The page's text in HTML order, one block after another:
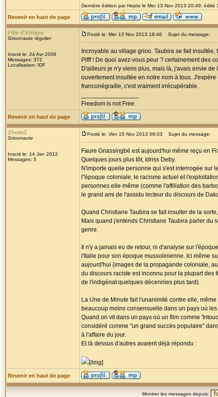
Dernière édition par Hopto le Mer 13 Nov 2013 20:49; édité
Revenir en haut de page
Fille d'Afrique
Grioonaute régulier
Inscrit le: 24 Avr 2006
Messages: 372
Localisation: IDF
Posté le: Mer 13 Nov 2013 19:46 Sujet du message:
Incroyable au village grioo. Taubira se fait
Pifff ! De quoi avez-vous peur ? certainement des
D'ailleurs je n'y viens plus, mais là, j'avais envie
ouvertement insultée en notre nom à tous.
franconégraille, c'est vraiment irrécupérable.
Freedom is not Free.
Revenir en haut de page
Zheim2
Grioonaute
Inscrit le: 14 Jan 2012
Messages: 5
Posté le: Ven 15 Nov 2013 09:03 Sujet du message:
Faure Gnassingbé est aujourd'hui même reçu en
Quelques jours plus tôt, Idriss Deby.
N'importe quelle personne qui s'est interrogée sur
l"époque coloniale, le racisme actuel et
personnes elle-même (comme l'affiliation des
le grand ami de l'assidu lecteur du discours de
Quand Christiane Taubira se fait insulter de la
Mais quand j'entends Christiane Taubira parler du
genre.
Il n'y a jamais eu de retour, ni d'analyse sur
l'Italie pour son époque mussolinienne. Ici même
aujourd'hui (images de la propagande coloniale,
du discours raciste est inconnu pour la plupart
de l'indigénat quelques décennies plus tard).
La Une de Minute fait l'unanimité contre elle,
beaucoup moins consensuelle dans un pays où
Quand on vit dans un pays où un film comme
considéré comme "un grand succès populaire"
à l'affaire du jour.
Et là dessus d'autres avaient déjà répondu :
[/img]
Revenir en haut de page
Montrer les messages depuis: